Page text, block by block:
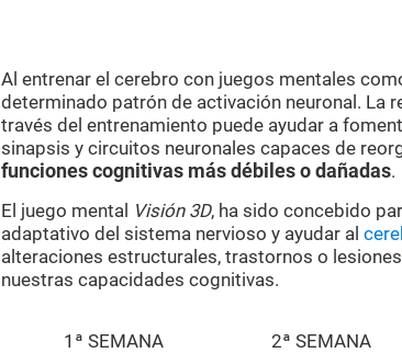
Al entrenar el cerebro con juegos mentales
determinado patrón de activación neuronal. La
través del entrenamiento puede ayudar a
sinapsis y circuitos neuronales capaces de
funciones cognitivas más débiles o dañadas.
El juego mental Visión 3D, ha sido concebido
adaptativo del sistema nervioso y ayudar al
alteraciones estructurales, trastornos o
nuestras capacidades cognitivas.
1ª SEMANA 2ª SEMANA